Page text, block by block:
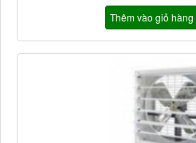
Thêm vào giỏ hàng